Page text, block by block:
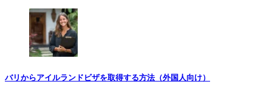
バリからアイルランドビザを取得する方法（外国人向け）